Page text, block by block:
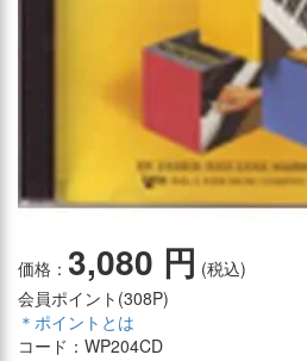
価格： 3,080 円 (税込)
会員ポイント(308P)
＊ポイントとは
コード：WP204CD